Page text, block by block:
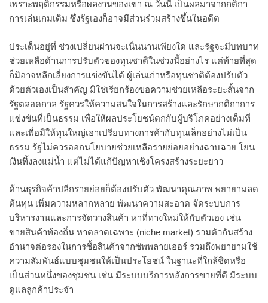
เพราะพฤติกรรมหรือผลงานของเขา ณ วันนี้ เป็นผลมาจากกติกา
การเล่นเกมเดิม ซึ่งรัฐเองก็อาจมีส่วนร่วมสร้างขึ้นในอดีต
ประเด็นอยู่ที่ ช่วงเปลี่ยนผ่านจะเนิ่นนานเพียงใด และรัฐจะมีบทบาท
ช่วยเหลือด้านการปรับตัวของทุนชาติในช่วงนี้อย่างไร แต่ท้ายที่สุด
ก็มิอาจหลีกเลี่ยงการแข่งขันได้ ผู้เล่นเก่าหรือทุนชาติต้องปรับตัว
ด้วยตัวเองเป็นสำคัญ มิใช่เรียกร้องขอความช่วยเหลือระยะสั้นจาก
รัฐตลอดกาล รัฐควรให้ความสนใจในการสร้างและรักษากติกาการ
แข่งขันที่เป็นธรรม เพื่อให้ผลประโยชน์ตกกับผู้บริโภคอย่างเต็มที่
และเพื่อมิให้ทุนใหญ่เอาเปรียบทางการค้ากับทุนเล็กอย่างไม่เป็น
ธรรม รัฐไม่ควรออกนโยบายช่วยเหลือรายย่อยอย่างฉาบฉวย โยน
เงินทิ้งลงแม่น้ำ แต่ไม่ได้แก้ปัญหาเชิงโครงสร้างระยะยาว
ด้านธุรกิจค้าปลีกรายย่อยก็ต้องปรับตัว พัฒนาคุณภาพ พยายามลด
ต้นทุน เพิ่มความหลากหลาย พัฒนาความสะอาด จัดระบบการ
บริหารงานและการจัดวางสินค้า หาที่ทางใหม่ให้กับตัวเอง เช่น
ขายสินค้าท้องถิ่น หาตลาดเฉพาะ (niche market) รวมตัวกันสร้าง
อำนาจต่อรองในการซื้อสินค้าจากซัพพลายเออร์ รวมถึงพยายามใช้
ความสัมพันธ์แบบชุมชนให้เป็นประโยชน์ ในฐานะที่ใกล้ชิดหรือ
เป็นส่วนหนึ่งของชุมชน เช่น มีระบบบริการหลังการขายที่ดี มีระบบ
ดูแลลูกค้าประจำ